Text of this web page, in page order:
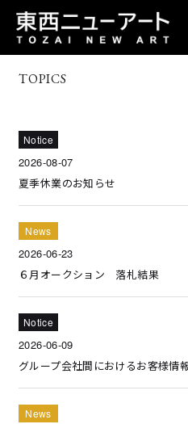
TOPICS
2026-08-07
Notice
夏季休業のお知らせ
2026-06-23
News
６月オークション 落札結果
2026-06-09
Notice
グループ会社間におけるお客様情
News